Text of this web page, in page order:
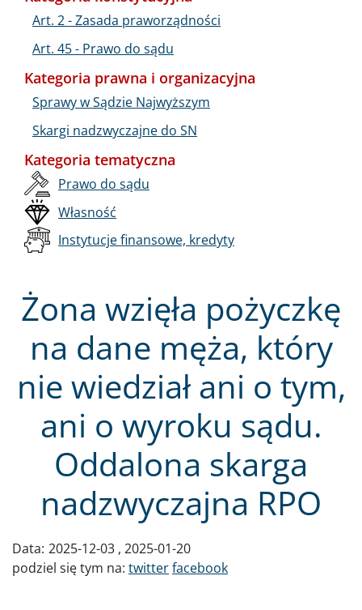
Żona wzięła pożyczkę
na dane męża, który
nie wiedział ani o tym,
ani o wyroku sądu.
Oddalona skarga
nadzwyczajna RPO
Data: 2025-12-03 2025-01-20
podziel się tym na: twitterfacebook
Art. 2 - Zasada praworządności
Art. 45 - Prawo do sądu
Kategoria prawna i organizacyjna
Sprawy w Sądzie Najwyższym
Skargi nadzwyczajne do SN
Kategoria tematyczna
Prawo do sądu
Własność
Instytucje finansowe, kredyty